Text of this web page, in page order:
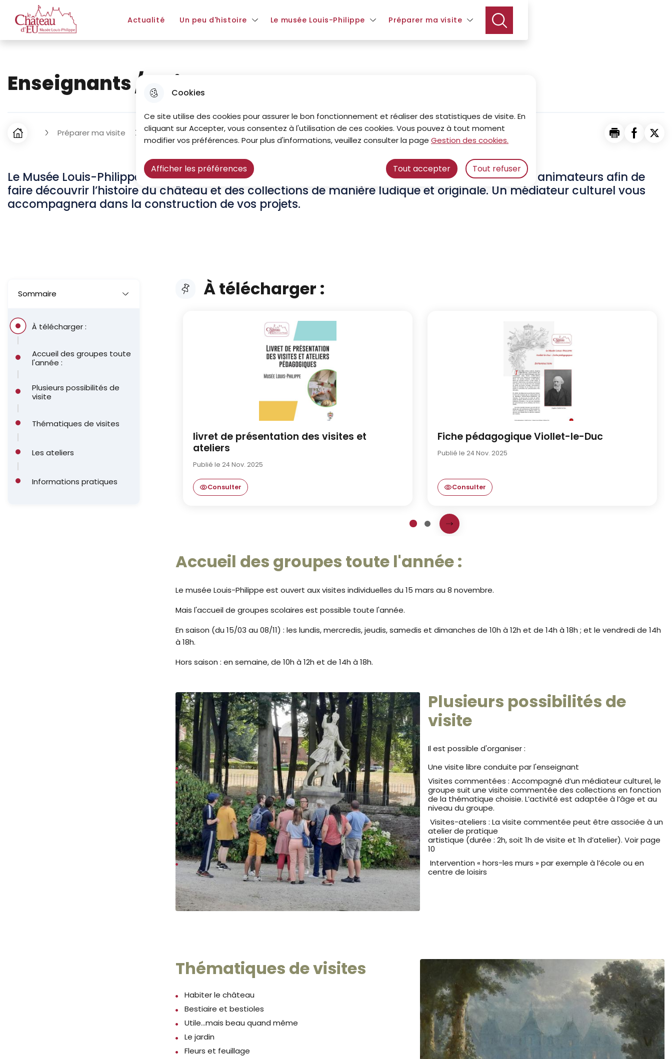
Cookies
Ce site utilise des cookies pour assurer le bon fonctionnement et réaliser des statistiques de visite. En
cliquant sur Accepter, vous consentez à l'utilisation de ces cookies. Vous pouvez à tout moment
modifier vos préférences. Pour plus d'informations, veuillez consulter la page Gestion des cookies.
Afficher les préférences Tout accepter Tout refuser
Aller au menu Aller à la recherche Aller au contenu principal Consulter le plan du site
Le Château d'Eu - Musée Louis-Philippe
Actualité Un peu d'histoire Le musée Louis-Philippe Préparer ma visite
Enseignants / Animateurs
F
l
d
a
n
e
Accueil Préparer ma visite Enseignants / Animateurs Imprimer la
Partager
Le Musée Louis-Philippe propose un certain nombre de visites et d’ateliers aux enseignants et animateurs afin de
faire découvrir l’histoire du château et des collections de manière ludique et originale. Un médiateur culturel vous
accompagnera dans la construction de vos projets.
Sommaire
À télécharger :
Accueil des groupes toute
l'année :
Plusieurs possibilités de
visite
Thématiques de visites
Les ateliers
Informations pratiques
À télécharger :
Cliquer pour passer À télécharger :
livret de présentation des visites et
ateliers
Publié le 24 Nov. 2025
Consulter livret de présentation des visites et ateliers
Fiche pédagogique Viollet-le-Duc
Publié le 24 Nov. 2025
Consulter Fiche pédagogique Viollet-le-Duc
Prochaine slide
1 2
Accueil des groupes toute l'année :
Le musée Louis-Philippe est ouvert aux visites individuelles du 15 mars au 8 novembre.
Mais l'accueil de groupes scolaires est possible toute l'année.
En saison (du 15/03 au 08/11) : les lundis, mercredis, jeudis, samedis et dimanches de 10h à 12h et de 14h à 18h ; et le vendredi de 14h
à 18h.
Hors saison : en semaine, de 10h à 12h et de 14h à 18h.
Zoom sur l'image
Plusieurs possibilités de
visite
Il est possible d'organiser :
Une visite libre conduite par l'enseignant
Visites commentées : Accompagné d’un médiateur culturel, le
groupe suit une visite commentée des collections en fonction
de la thématique choisie. L’activité est adaptée à l’âge et au
niveau du groupe.
Visites-ateliers : La visite commentée peut être associée à un
atelier de pratique
artistique (durée : 2h, soit 1h de visite et 1h d’atelier). Voir page
10
Intervention « hors-les murs » par exemple à l’école ou en
centre de loisirs
Thématiques de visites
Habiter le château
Bestiaire et bestioles
Utile...mais beau quand même
Le jardin
Fleurs et feuillage